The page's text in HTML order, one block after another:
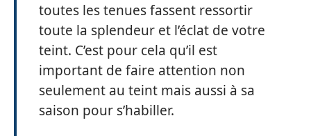
toutes les tenues fassent ressortir
toute la splendeur et l’éclat de votre
teint. C’est pour cela qu’il est
important de faire attention non
seulement au teint mais aussi à sa
saison pour s’habiller.